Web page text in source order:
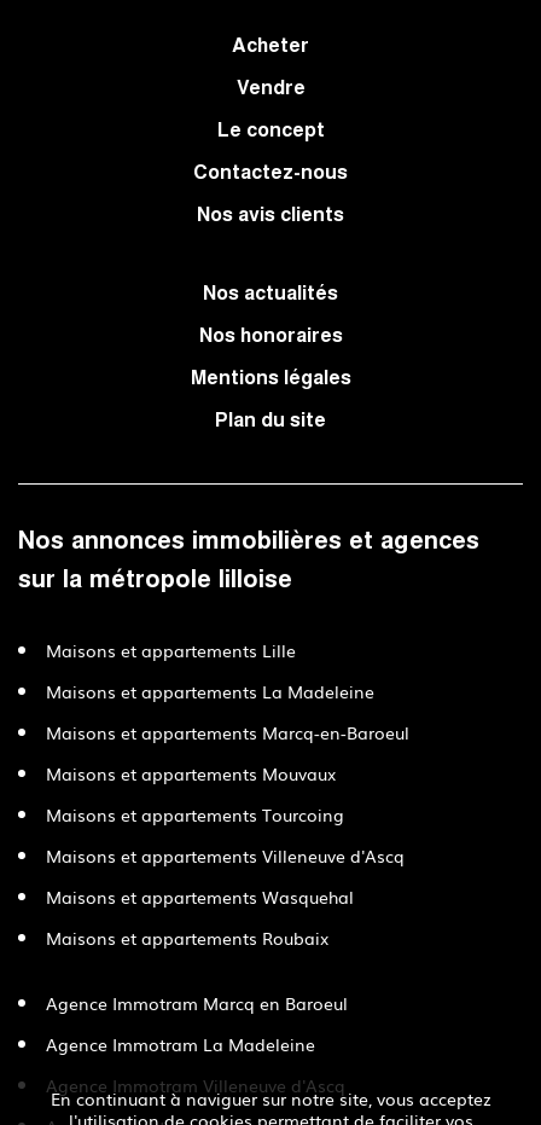
En continuant à naviguer sur notre site, vous acceptez
l'utilisation de cookies permettant de faciliter vos
Acheter
Vendre
Le concept
Contactez-nous
Nos avis clients
Nos actualités
Nos honoraires
Mentions légales
Plan du site
Nos annonces immobilières et agences
sur la métropole lilloise
Maisons et appartements Lille
Maisons et appartements La Madeleine
Maisons et appartements Marcq-en-Baroeul
Maisons et appartements Mouvaux
Maisons et appartements Tourcoing
Maisons et appartements Villeneuve d'Ascq
Maisons et appartements Wasquehal
Maisons et appartements Roubaix
Agence Immotram Marcq en Baroeul
Agence Immotram La Madeleine
Agence Immotram Villeneuve d'Ascq